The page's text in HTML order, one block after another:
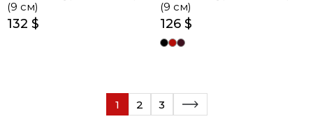
(9 см)
132 $
(9 см)
126 $
1 2 3